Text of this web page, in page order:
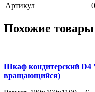
Артикул
Похожие товары
Шкаф кондитерский D4
вращающийся)